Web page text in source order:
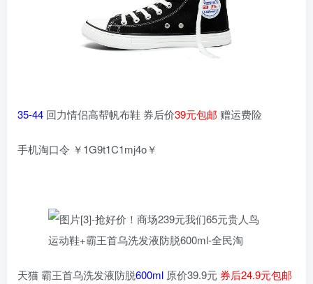
35-44 回力情侣高帮帆布鞋 券后价39元包邮 赠运费险
手机淘口令 ￥1G9t1C1mj4o￥
天猫 霸王首乌洗发液防脱600ml 原价39.9元 券后24.9元包邮